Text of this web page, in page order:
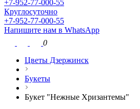
+7-952-77-000-55
Круглосуточно
+7-952-77-000-55
Напишите нам в WhatsApp
0
Цветы Дзержинск
Букеты
Букет "Нежные Хризантемы"